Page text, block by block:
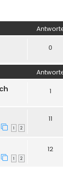
0
1
1 2
11
1 2
12